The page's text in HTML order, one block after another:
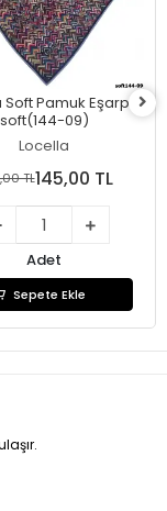
Pamuk Eşarp-
soft(144-09)
Locella
TL145,00 TL
Adet
Sepete Ekle